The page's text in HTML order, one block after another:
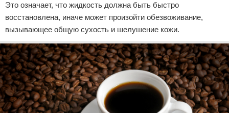
Это означает, что жидкость должна быть быстро
восстановлена, иначе может произойти обезвоживание,
вызывающее общую сухость и шелушение кожи.